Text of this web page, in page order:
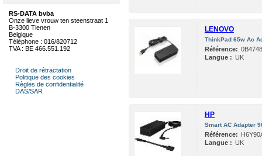
RS-DATA bvba
Onze lieve vrouw ten steenstraat 1
B-3300 Tienen
Belgique
Téléphone : 016/820712
TVA : BE 466.551.192
Droit de rétractation
Politique des cookies
Règles de confidentialité
DAS/SAR
LENOVO
ThinkPad 65w Ac
Référence:
Langue : UK
HP
Smart AC Adapter
Référence:
Langue : UK